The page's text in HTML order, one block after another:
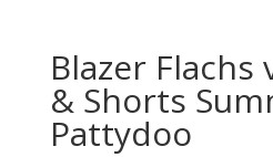
Blazer Flachs
& Shorts
Pattydoo